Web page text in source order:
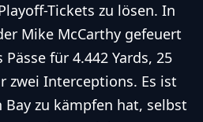
Tickets zu lösen. In
Mike McCarthy gefeuert
für 4.442 Yards, 25
zwei Interceptions. Es ist
Bay zu kämpfen hat, selbst